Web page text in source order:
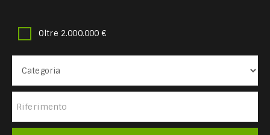
Oltre 2.000.000 €